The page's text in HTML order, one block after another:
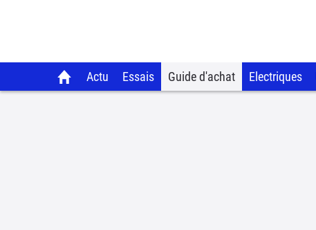
Actu Essais Guide d'achat Electriques